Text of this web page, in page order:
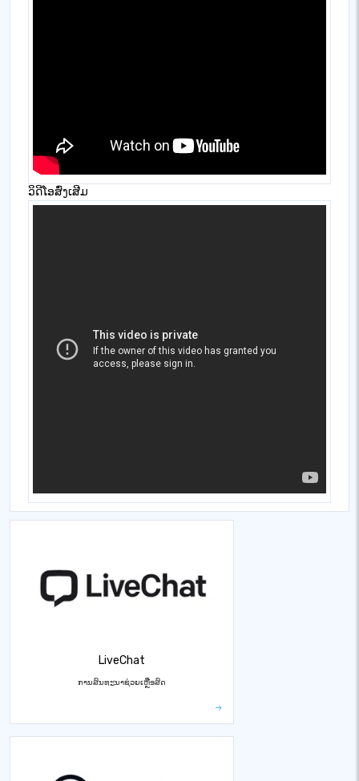
ວິດີໂອສົ່ງເສີມ
LiveChat
ການສົນທະນາຊ່ວຍເຫຼືອສົດ